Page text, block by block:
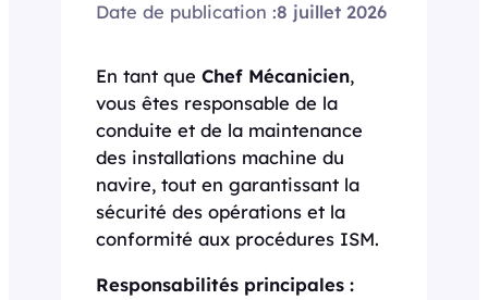
Date de publication :8 juillet 2026
En tant que Chef Mécanicien,
vous êtes responsable de la
conduite et de la maintenance
des installations machine du
navire, tout en garantissant la
sécurité des opérations et la
conformité aux procédures ISM.
Responsabilités principales :